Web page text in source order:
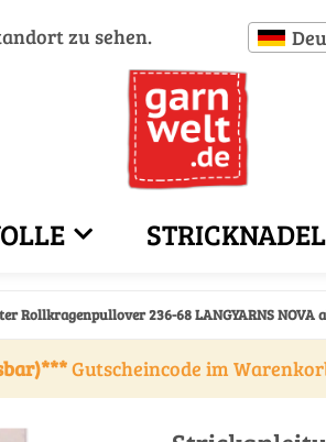
zu sehen.
Rollkragenpullover 236-68 LANGYARNS NOVA
Gutscheincode im